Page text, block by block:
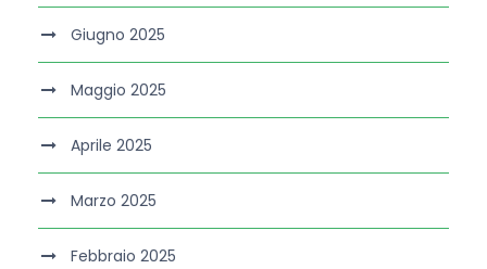
Giugno 2025
Maggio 2025
Aprile 2025
Marzo 2025
Febbraio 2025